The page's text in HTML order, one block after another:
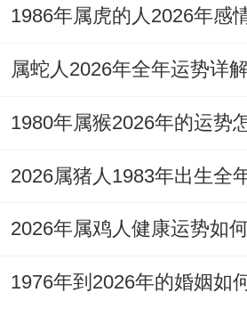
盘的轨迹证明.属羊射手或
验、而木星再第五宫带来
理距离超过三周见面周期
风险 -卧室西北方悬挂九艳
冲突频率.
属蛇人2026年全年运势详